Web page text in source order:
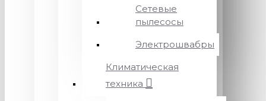
Сетевые
пылесосы
Электрошвабры
Климатическая
техника